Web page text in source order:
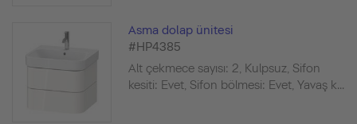
Asma dolap ünitesi
#HP4385
Alt çekmece sayısı: 2, Kulpsuz, Sifon
kesiti: Evet, Sifon bölmesi: Evet, Yavaş k...